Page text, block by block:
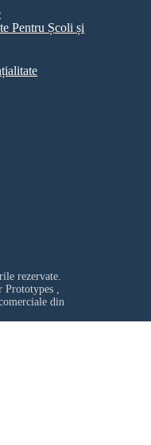
Pentru Școli și
rezervate.
Prototypes ,
din